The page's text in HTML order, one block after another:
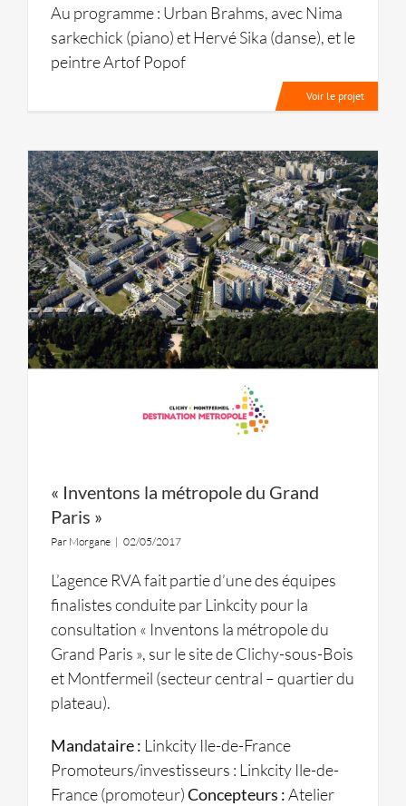
Au programme : Urban Brahms, avec Nima
sarkechick (piano) et Hervé Sika (danse), et le
peintre Artof Popof
Voir le projet
« Inventons la métropole du Grand
Paris »
Par Morgane | 02/05/2017
L’agence RVA fait partie d’une des équipes
finalistes conduite par Linkcity pour la
consultation « Inventons la métropole du
Grand Paris », sur le site de Clichy-sous-Bois
et Montfermeil (secteur central – quartier du
plateau).
Mandataire : Linkcity Ile-de-France
Promoteurs/investisseurs : Linkcity Ile-de-
France (promoteur)Concepteurs :Atelier